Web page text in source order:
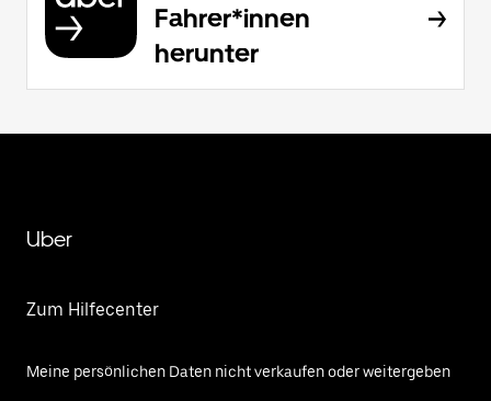
Fahrer*innen
herunter
Uber
Zum Hilfecenter
Meine persönlichen Daten nicht verkaufen oder weitergeben